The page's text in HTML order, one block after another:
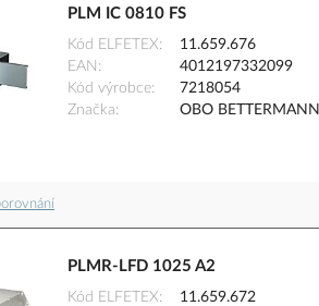
PLM IC 0810 FS
Kód ELFETEX
11.659.676
EAN
4012197332099
Kód výrobce
7218054
Značka
OBO BETTERMANN
PLMR-LFD 1025 A2
Kód ELFETEX
11.659.672